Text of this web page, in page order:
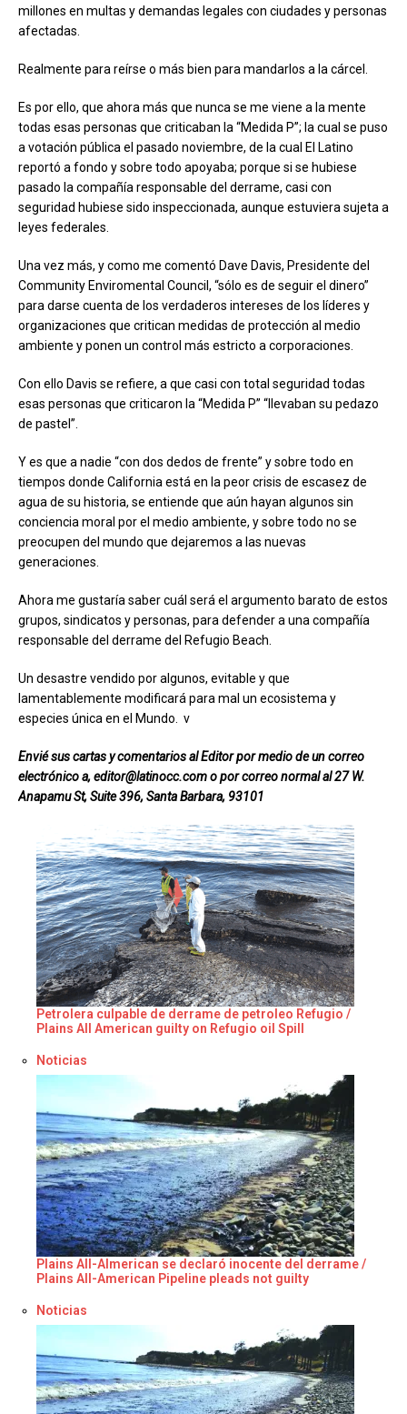
millones en multas y demandas legales con ciudades y personas
afectadas.
Realmente para reírse o más bien para mandarlos a la cárcel.
Es por ello, que ahora más que nunca se me viene a la mente
todas esas personas que criticaban la “Medida P”; la cual se puso
a votación pública el pasado noviembre, de la cual El Latino
reportó a fondo y sobre todo apoyaba; porque si se hubiese
pasado la compañía responsable del derrame, casi con
seguridad hubiese sido inspeccionada, aunque estuviera sujeta a
leyes federales.
Una vez más, y como me comentó Dave Davis, Presidente del
Community Enviromental Council, “sólo es de seguir el dinero”
para darse cuenta de los verdaderos intereses de los líderes y
organizaciones que critican medidas de protección al medio
ambiente y ponen un control más estricto a corporaciones.
Con ello Davis se refiere, a que casi con total seguridad todas
esas personas que criticaron la “Medida P” “llevaban su pedazo
de pastel”.
Y es que a nadie “con dos dedos de frente” y sobre todo en
tiempos donde California está en la peor crisis de escasez de
agua de su historia, se entiende que aún hayan algunos sin
conciencia moral por el medio ambiente, y sobre todo no se
preocupen del mundo que dejaremos a las nuevas
generaciones.
Ahora me gustaría saber cuál será el argumento barato de estos
grupos, sindicatos y personas, para defender a una compañía
responsable del derrame del Refugio Beach.
Un desastre vendido por algunos, evitable y que
lamentablemente modificará para mal un ecosistema y
especies única en el Mundo. ν
Envié sus cartas y comentarios al Editor por medio de un correo
electrónico a, editor@latinocc.com o por correo normal al 27 W.
Anapamu St, Suite 396, Santa Barbara, 93101
Petrolera culpable de derrame de petroleo Refugio /
Plains All American guilty on Refugio oil Spill
Respecto a
Noticias
Plains All-Almerican se declaró inocente del derrame /
Plains All-American Pipeline pleads not guilty
Respecto a
Noticias